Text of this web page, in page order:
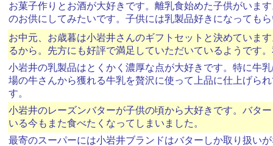
お菓子作りとお酒が大好きです。離乳食始めた子供がいま
のお供にしてみたいです。子供には乳製品好きになっても
お中元、お歳暮は小岩井さんのギフトセットと決めていま
るから。先方にも好評で満足していただいているようです
小岩井の乳製品はとくかく濃厚な点が大好きです。特に牛
場の牛さんから獲れる牛乳を贅沢に使って上品に仕上げら
す。
小岩井のレーズンバターが子供の頃から大好きです。バタ
いる今もまた食べたくなってしまいました。
最寄のスーパーには小岩井ブランドはバターしか取り扱い